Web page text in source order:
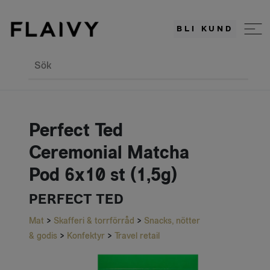
BLI KUND
Sök
Perfect Ted
Ceremonial Matcha
Pod 6x10 st (1,5g)
PERFECT TED
Mat > Skafferi & torrförråd > Snacks, nötter
& godis > Konfektyr > Travel retail